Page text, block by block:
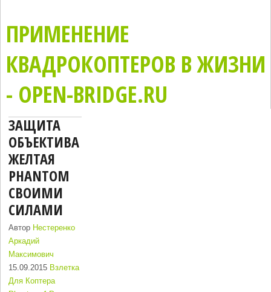
ПРИМЕНЕНИЕ
КВАДРОКОПТЕРОВ В ЖИЗНИ
- OPEN-BRIDGE.RU
ЗАЩИТА
ОБЪЕКТИВА
ЖЕЛТАЯ
PHANTOM
СВОИМИ
СИЛАМИ
Автор Нестеренко
Аркадий
Максимович
15.09.2015 Взлетка
Для Коптера